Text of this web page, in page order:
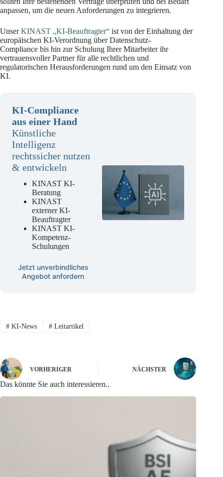
anpassen, um die neuen Anforderungen zu integrieren.
UnserKINAST „KI-Beauftragter“ ist von der Einhaltung der
europäischen KI-Verordnung über Datenschutz-
Compliance bis hin zur Schulung Ihrer Mitarbeiter ihr
vertrauensvoller Partner für alle rechtlichen und
regulatorischen Herausforderungen rund um den Einsatz von
KI.
KI-Compliance
aus einer Hand
Künstliche
Intelligenz
rechtssicher nutzen
& entwickeln
KINAST KI-
Beratung
KINAST
externer KI-
Beauftragter
KINAST KI-
Kompetenz-
Schulungen
Jetzt unverbindliches
Angebot anfordern
#KI-News #Leitartikel
VORHERIGER NÄCHSTER
Das könnte Sie auch interessieren..